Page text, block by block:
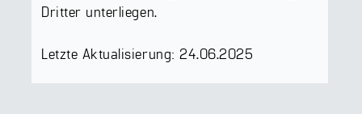
Dritter unterliegen.
Letzte Aktualisierung: 24.06.2025